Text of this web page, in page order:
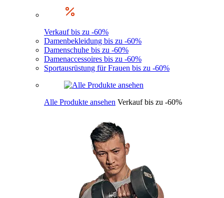
Verkauf bis zu -60%
Damenbekleidung bis zu -60%
Damenschuhe bis zu -60%
Damenaccessoires bis zu -60%
Sportausrüstung für Frauen bis zu -60%
Alle Produkte ansehen Verkauf bis zu -60%